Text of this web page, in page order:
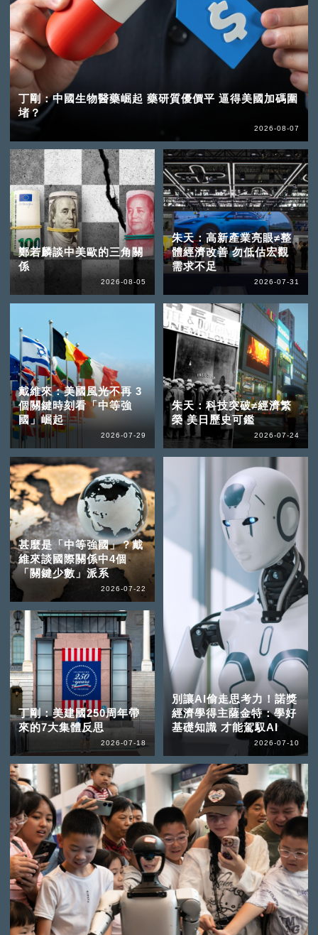
丁剛：中國生物醫藥崛起 藥研質優價平 逼得美國加碼圍
堵？
2026-08-07
鄭若麟談中美歐的三角關
係
2026-08-05
朱天：高新產業亮眼≠整
體經濟改善 勿低估宏觀
需求不足
2026-07-31
戴維來：美國風光不再 3
個關鍵時刻看「中等強
國」崛起
2026-07-29
朱天：科技突破≠經濟繁
榮 美日歷史可鑑
2026-07-24
甚麼是「中等強國」？戴
維來談國際關係中4個
「關鍵少數」派系
2026-07-22
丁剛：美建國250周年帶
來的7大集體反思
2026-07-18
別讓AI偷走思考力！諾獎
經濟學得主薩金特：學好
基礎知識 才能駕馭AI
2026-07-10